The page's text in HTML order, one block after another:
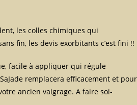
les colles chimiques qui
fin, les devis exorbitants c’est fini !!
facile à appliquer qui régule
remplacera efficacement et pour
ancien vaigrage. A faire soi-